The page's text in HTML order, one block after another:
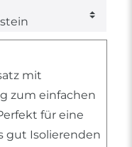
mit
zum einfachen
für eine
gut Isolierenden